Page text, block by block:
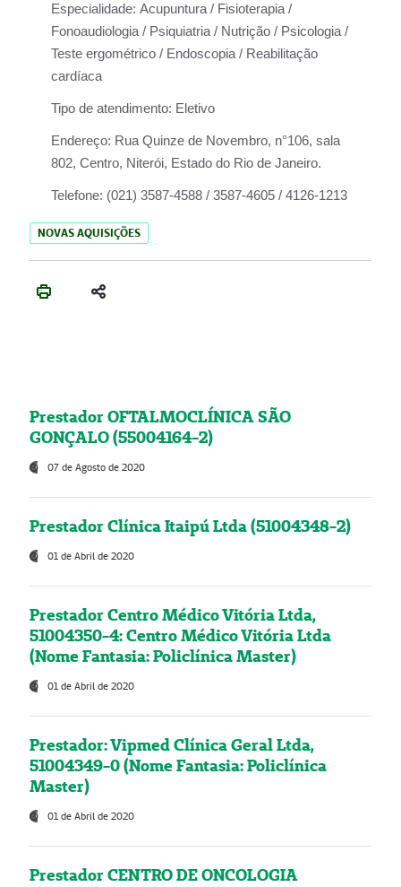
Especialidade: Acupuntura / Fisioterapia /
Fonoaudiologia / Psiquiatria / Nutrição / Psicologia /
Teste ergométrico / Endoscopia / Reabilitação
cardíaca
Tipo de atendimento: Eletivo
Endereço: Rua Quinze de Novembro, n°106, sala
802, Centro, Niterói, Estado do Rio de Janeiro.
Telefone: (021) 3587-4588 / 3587-4605 / 4126-1213
NOVAS AQUISIÇÕES
Prestador OFTALMOCLÍNICA SÃO
GONÇALO (55004164-2)
07 de Agosto de 2020
Prestador Clínica Itaipú Ltda (51004348-2)
01 de Abril de 2020
Prestador Centro Médico Vitória Ltda,
51004350-4: Centro Médico Vitória Ltda
(Nome Fantasia: Policlínica Master)
01 de Abril de 2020
Prestador: Vipmed Clínica Geral Ltda,
51004349-0 (Nome Fantasia: Policlínica
Master)
01 de Abril de 2020
Prestador CENTRO DE ONCOLOGIA